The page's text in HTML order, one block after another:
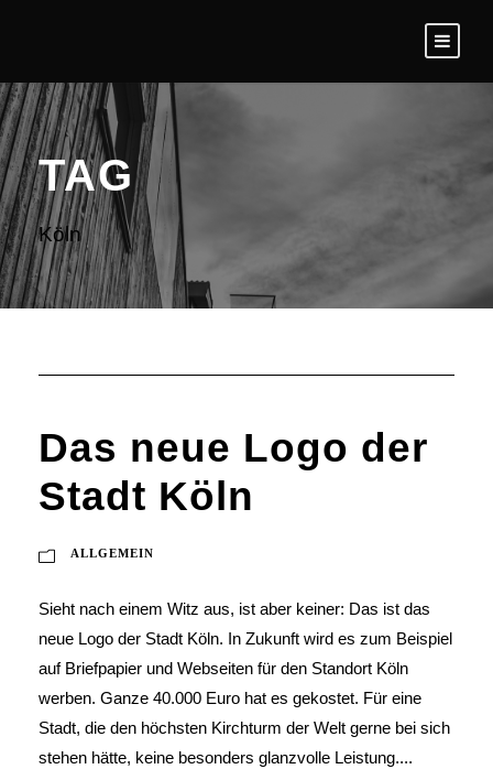
TAG
Köln
Das neue Logo der
Stadt Köln
ALLGEMEIN
Sieht nach einem Witz aus, ist aber keiner: Das ist das
neue Logo der Stadt Köln. In Zukunft wird es zum Beispiel
auf Briefpapier und Webseiten für den Standort Köln
werben. Ganze 40.000 Euro hat es gekostet. Für eine
Stadt, die den höchsten Kirchturm der Welt gerne bei sich
stehen hätte, keine besonders glanzvolle Leistung....